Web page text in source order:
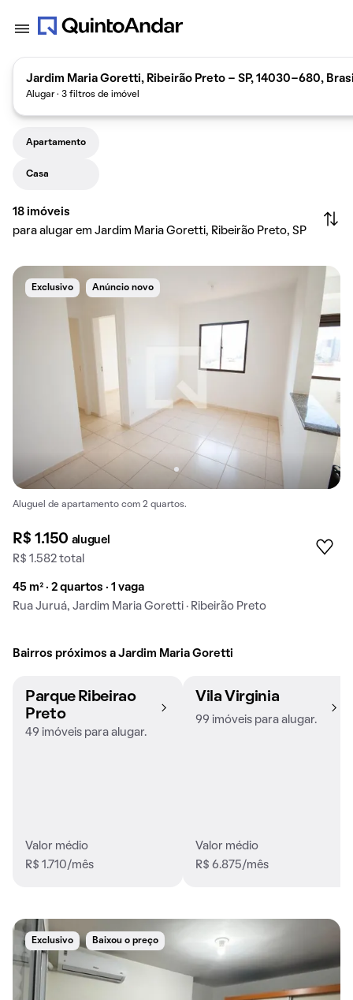
Jardim Maria Goretti, Ribeirão Preto - SP, 14030-680,
Alugar · 3 filtros de imóvel
Apartamento
Casa
18 imóveis
para alugar em Jardim Maria Goretti, Ribeirão Preto, SP
Exclusivo Anúncio novo
Aluguel de apartamento com 2 quartos.
R$ 1.150 aluguel
R$ 1.582 total
45 m² · 2 quartos · 1 vaga
Rua Juruá, Jardim Maria Goretti · Ribeirão Preto
Bairros próximos a Jardim Maria Goretti
Parque Ribeirao
Preto
49 imóveis para alugar.
Valor médio
R$ 1.710/mês
Vila Virginia
99 imóveis para alugar.
Valor médio
R$ 6.875/mês
Exclusivo Baixou o preço